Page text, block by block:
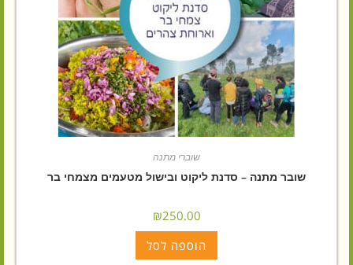
שוברי מתנה
שובר מתנה – סדנת ליקוט ובישול מטעמים מצמחי בר
₪250.00
הוספה לסל